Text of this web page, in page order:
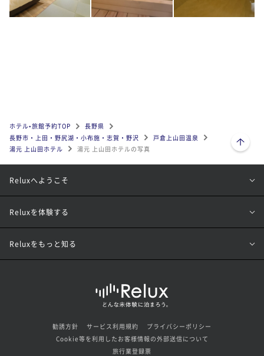
ホテル•旅館予約TOP
長野県
長野市・上田・野尻湖・小布施・志賀・野沢
戸倉上山田温泉
湯元 上山田ホテル
湯元 上山田ホテルの写真
ページトップへ
Reluxへようこそ
Reluxを体験する
Reluxをもっと知る
勧誘方針 サービス利用規約
プライバシーポリシー
Cookie等を利用したお客様情報の外部送信について
旅行業登録票